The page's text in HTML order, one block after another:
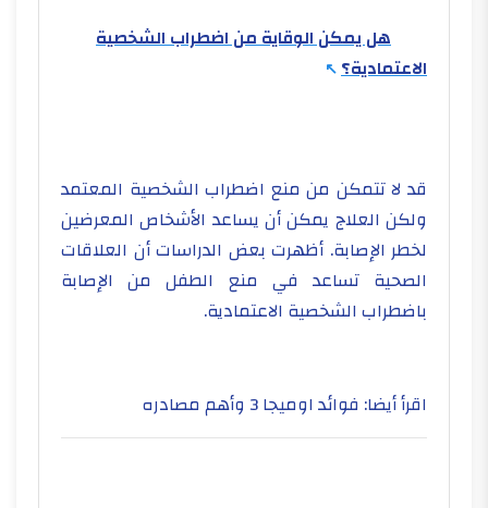
هل يمكن الوقاية من اضطراب الشخصية
الاعتمادية؟
قد لا تتمكن من منع اضطراب الشخصية المعتمد
ولكن العلاج يمكن أن يساعد الأشخاص المعرضين
لخطر الإصابة. أظهرت بعض الدراسات أن العلاقات
الصحية تساعد في منع الطفل من الإصابة
باضطراب الشخصية الاعتمادية.
اقرأ أيضا: فوائد اوميجا 3 وأهم مصادره